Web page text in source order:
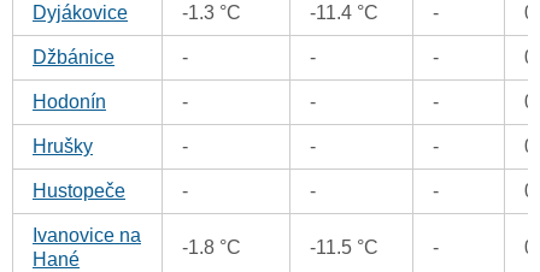
Dyjákovice -1.3 °C -11.4 °C - 0
Džbánice - - - 0
Hodonín - - - 0
Hrušky - - - 0
Hustopeče - - - 0
Ivanovice na
Hané
-1.8 °C -11.5 °C - 0